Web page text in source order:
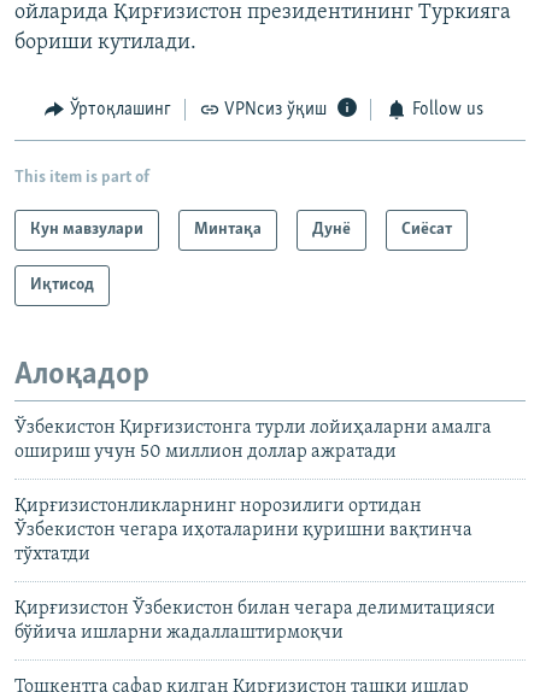
ойларида Қирғизистон президентининг Туркияга
бориши кутилади.
Ўртоқлашинг VPNсиз ўқиш Follow us
This item is part of
Кун мавзулари Минтақа Дунë Сиёсат
Иқтисод
Алоқадор
Ўзбекистон Қирғизистонга турли лойиҳаларни амалга
ошириш учун 50 миллион доллар ажратади
Қирғизистонликларнинг норозилиги ортидан
Ўзбекистон чегара иҳоталарини қуришни вақтинча
тўхтатди
Қирғизистон Ўзбекистон билан чегара делимитацияси
бўйича ишларни жадаллаштирмоқчи
Тошкентга сафар қилган Қирғизистон ташқи ишлар